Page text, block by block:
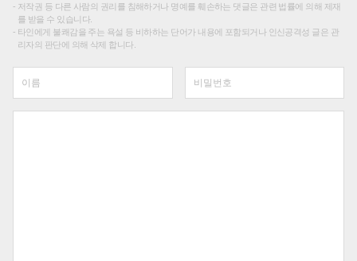
저작권 등 다른 사람의 권리를 침해하거나 명예를 훼손하는 댓글은 관련 법률에 의해 제재
를 받을 수 있습니다.
타인에게 불쾌감을 주는 욕설 등 비하하는 단어가 내용에 포함되거나 인신공격성 글은 관
리자의 판단에 의해 삭제 합니다.